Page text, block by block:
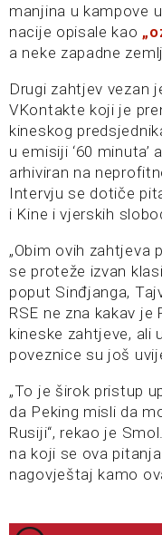
manjina u kampove
nacije opisale kao
a neke zapadne
Drugi zahtjev vezan
VKontakte koji je
kineskog
u emisiji ‘60 minuta’
arhiviran na
Intervju se dotiče
i Kine i vjerskih
„Obim ovih zahtjeva
se proteže izvan
poput Sinđjanga,
RSE ne zna kakav
kineske zahtjeve, ali
poveznice su još
„To je širok pristup
da Peking misli da
Rusiji“, rekao je
na koji se ova
nagovještaj kamo